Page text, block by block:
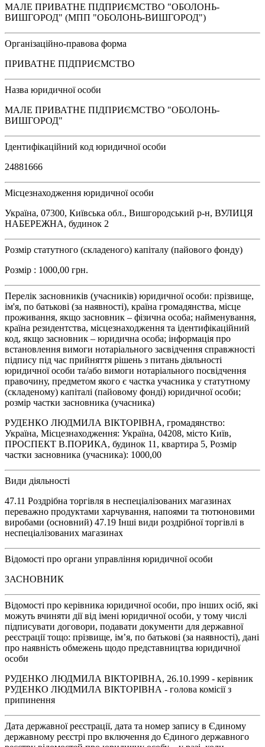
МАЛЕ ПРИВАТНЕ ПІДПРИЄМСТВО "ОБОЛОНЬ-
ВИШГОРОД" (МПП "ОБОЛОНЬ-ВИШГОРОД")
Організаційно-правова форма
ПРИВАТНЕ ПІДПРИЄМСТВО
Назва юридичної особи
МАЛЕ ПРИВАТНЕ ПІДПРИЄМСТВО "ОБОЛОНЬ-
ВИШГОРОД"
Ідентифікаційний код юридичної особи
24881666
Місцезнаходження юридичної особи
Україна, 07300, Київська обл., Вишгородський р-н, ВУЛИЦЯ
НАБЕРЕЖНА, будинок 2
Розмір статутного (складеного) капіталу (пайового фонду)
Розмір : 1000,00 грн.
Перелік засновників (учасників) юридичної особи: прізвище,
ім'я, по батькові (за наявності), країна громадянства, місце
проживання, якщо засновник – фізична особа; найменування,
країна резидентства, місцезнаходження та ідентифікаційний
код, якщо засновник – юридична особа; інформація про
встановлення вимоги нотаріального засвідчення справжності
підпису під час прийняття рішень з питань діяльності
юридичної особи та/або вимоги нотаріального посвідчення
правочину, предметом якого є частка учасника у статутному
(складеному) капіталі (пайовому фонді) юридичної особи;
розмір частки засновника (учасника)
РУДЕНКО ЛЮДМИЛА ВІКТОРІВНА, громадянство:
Україна, Місцезнаходження: Україна, 04208, місто Київ,
ПРОСПЕКТ В.ПОРИКА, будинок 11, квартира 5, Розмір
частки засновника (учасника): 1000,00
Види діяльності
47.11 Роздрібна торгівля в неспеціалізованих магазинах
переважно продуктами харчування, напоями та тютюновими
виробами (основний) 47.19 Інші види роздрібної торгівлі в
неспеціалізованих магазинах
Відомості про органи управління юридичної особи
ЗАСНОВНИК
Відомості про керівника юридичної особи, про інших осіб, які
можуть вчиняти дії від імені юридичної особи, у тому числі
підписувати договори, подавати документи для державної
реєстрації тощо: прізвище, ім’я, по батькові (за наявності), дані
про наявність обмежень щодо представництва юридичної
особи
РУДЕНКО ЛЮДМИЛА ВІКТОРІВНА, 26.10.1999 - керівник
РУДЕНКО ЛЮДМИЛА ВІКТОРІВНА - голова комісії з
припинення
Дата державної реєстрації, дата та номер запису в Єдиному
державному реєстрі про включення до Єдиного державного